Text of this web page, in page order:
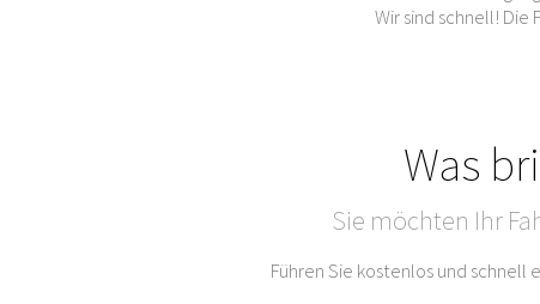
Wir sind schnell!
Was
Sie möchten Ihr
Führen Sie kostenlos und